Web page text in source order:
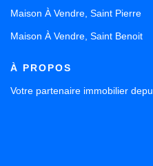
Maison À Vendre, Saint Pierre
Maison À Vendre, Saint Benoit
À PROPOS
Votre partenaire immobilier